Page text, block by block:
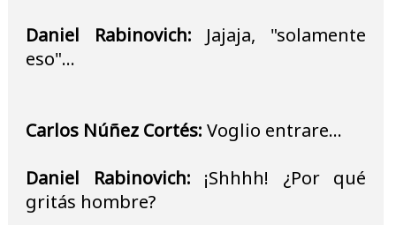
Daniel Rabinovich: Jajaja, "solamente
eso"...
Carlos Núñez Cortés: Voglio entrare...
Daniel Rabinovich: ¡Shhhh! ¿Por qué
gritás hombre?